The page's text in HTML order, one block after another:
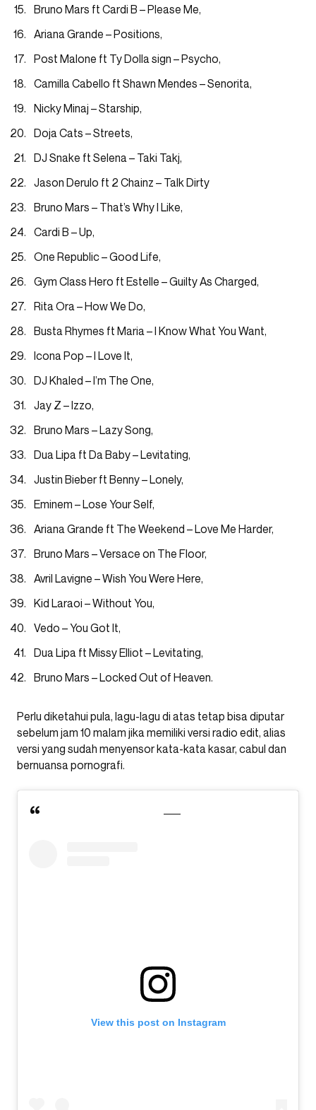
Bruno Mars ft Cardi B – Please Me,
Ariana Grande – Positions,
Post Malone ft Ty Dolla sign – Psycho,
Camilla Cabello ft Shawn Mendes – Senorita,
Nicky Minaj – Starship,
Doja Cats – Streets,
DJ Snake ft Selena – Taki Takj,
Jason Derulo ft 2 Chainz – Talk Dirty
Bruno Mars – That’s Why I Like,
Cardi B – Up,
One Republic – Good Life,
Gym Class Hero ft Estelle – Guilty As Charged,
Rita Ora – How We Do,
Busta Rhymes ft Maria – I Know What You Want,
Icona Pop – I Love It,
DJ Khaled – I’m The One,
Jay Z – Izzo,
Bruno Mars – Lazy Song,
Dua Lipa ft Da Baby – Levitating,
Justin Bieber ft Benny – Lonely,
Eminem – Lose Your Self,
Ariana Grande ft The Weekend – Love Me Harder,
Bruno Mars – Versace on The Floor,
Avril Lavigne – Wish You Were Here,
Kid Laraoi – Without You,
Vedo – You Got It,
Dua Lipa ft Missy Elliot – Levitating,
Bruno Mars – Locked Out of Heaven.
Perlu diketahui pula, lagu-lagu di atas tetap bisa diputar
sebelum jam 10 malam jika memiliki versi radio edit, alias
versi yang sudah menyensor kata-kata kasar, cabul dan
bernuansa pornografi.
View this post on Instagram